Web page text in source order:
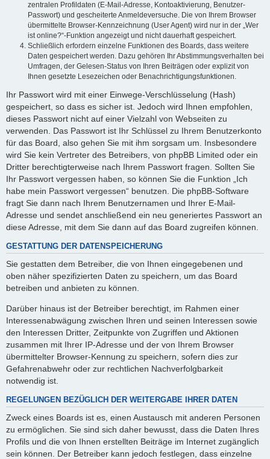
zentralen Profildaten (E-Mail-Adresse, Kontoaktivierung, Benutzer-
Passwort) und gescheiterte Anmeldeversuche. Die von Ihrem Browser
übermittelte Browser-Kennzeichnung (User Agent) wird nur in der „Wer
ist online?“-Funktion angezeigt und nicht dauerhaft gespeichert.
Schließlich erfordern einzelne Funktionen des Boards, dass weitere
Daten gespeichert werden. Dazu gehören Ihr Abstimmungsverhalten bei
Umfragen, der Gelesen-Status von Ihren Beiträgen oder explizit von
Ihnen gesetzte Lesezeichen oder Benachrichtigungsfunktionen.
Ihr Passwort wird mit einer Einwege-Verschlüsselung (Hash)
gespeichert, so dass es sicher ist. Jedoch wird Ihnen empfohlen,
dieses Passwort nicht auf einer Vielzahl von Webseiten zu
verwenden. Das Passwort ist Ihr Schlüssel zu Ihrem Benutzerkonto
für das Board, also gehen Sie mit ihm sorgsam um. Insbesondere
wird Sie kein Vertreter des Betreibers, von phpBB Limited oder ein
Dritter berechtigterweise nach Ihrem Passwort fragen. Sollten Sie
Ihr Passwort vergessen haben, so können Sie die Funktion „Ich
habe mein Passwort vergessen“ benutzen. Die phpBB-Software
fragt Sie dann nach Ihrem Benutzernamen und Ihrer E-Mail-
Adresse und sendet anschließend ein neu generiertes Passwort an
diese Adresse, mit dem Sie dann auf das Board zugreifen können.
GESTATTUNG DER DATENSPEICHERUNG
Sie gestatten dem Betreiber, die von Ihnen eingegebenen und
oben näher spezifizierten Daten zu speichern, um das Board
betreiben und anbieten zu können.
Darüber hinaus ist der Betreiber berechtigt, im Rahmen einer
Interessenabwägung zwischen Ihren und seinen Interessen sowie
den Interessen Dritter, Zeitpunkte von Zugriffen und Aktionen
zusammen mit Ihrer IP-Adresse und der von Ihrem Browser
übermittelter Browser-Kennung zu speichern, sofern dies zur
Gefahrenabwehr oder zur rechtlichen Nachverfolgbarkeit
notwendig ist.
REGELUNGEN BEZÜGLICH DER WEITERGABE IHRER DATEN
Zweck eines Boards ist es, einen Austausch mit anderen Personen
zu ermöglichen. Sie sind sich daher bewusst, dass die Daten Ihres
Profils und die von Ihnen erstellten Beiträge im Internet zugänglich
sein können. Der Betreiber kann jedoch festlegen, dass einzelne